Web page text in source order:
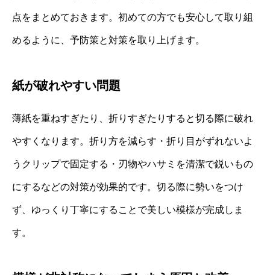
点をまとめておきます。初めての方でも安心して取り組
めるように、予防策と対策を取り上げます。
紙が破れやすい問題
薄紙を重ねすぎたり、折りすぎたりすると切る際に破れ
やすくなります。折り方を減らす・折り目がずれないよ
うクリップで固定する・刃物やハサミを清潔で鋭いもの
にするなどの対策が効果的です。切る際に勢いをつけ
ず、ゆっくり丁寧にすることで美しい模様が完成しま
す。